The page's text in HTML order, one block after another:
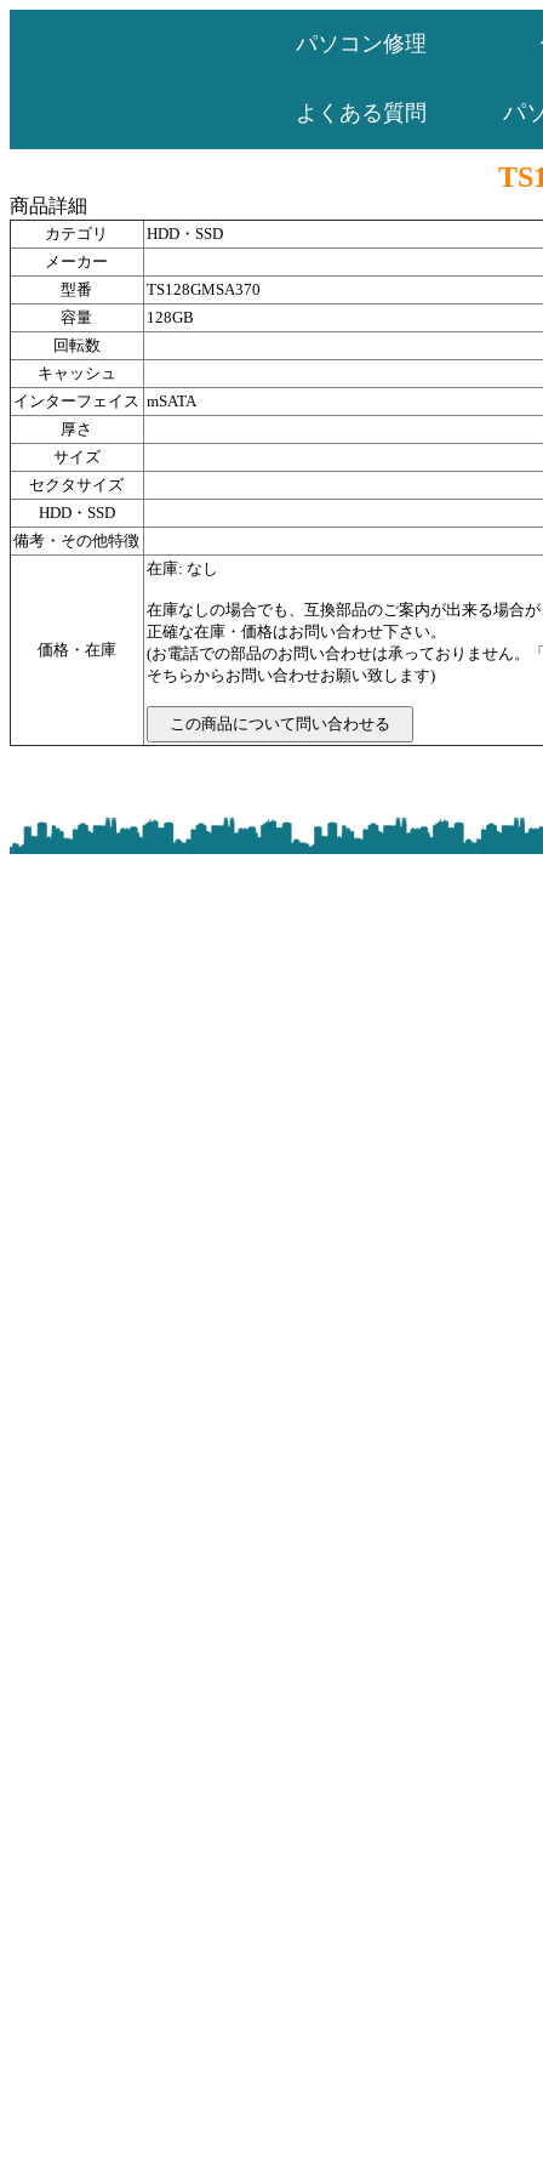
パソコン修理
よくある質問 パ
商品詳細
カテゴリ
HDD・SSD
メーカー
型番
TS128GMSA370
容量
128GB
回転数
キャッシュ
インターフェイス mSATA
厚さ
サイズ
セクタサイズ
HDD・SSD
備考・その他特徴
価格・在庫
在庫: なし
在庫なしの場合でも、互換部品のご案内が出来る場合
正確な在庫・価格はお問い合わせ下さい。
(お電話での部品のお問い合わせは承っておりません。
そちらからお問い合わせお願い致します)